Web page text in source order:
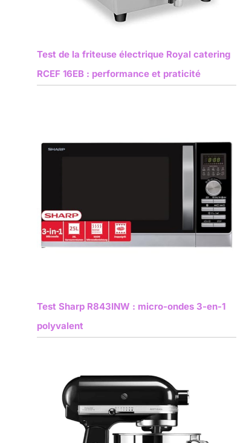
Test de la friteuse électrique Royal catering
RCEF 16EB : performance et praticité
Test Sharp R843INW : micro-ondes 3-en-1
polyvalent